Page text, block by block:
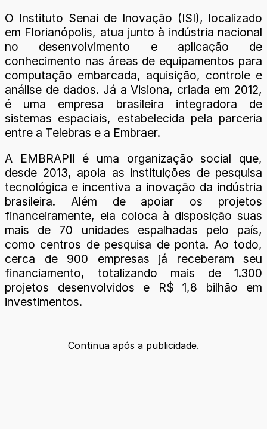
O Instituto Senai de Inovação (ISI), localizado
em Florianópolis, atua junto à indústria nacional
no desenvolvimento e aplicação de
conhecimento nas áreas de equipamentos para
computação embarcada, aquisição, controle e
análise de dados. Já a Visiona, criada em 2012,
é uma empresa brasileira integradora de
sistemas espaciais, estabelecida pela parceria
entre a Telebras e a Embraer.
A EMBRAPII é uma organização social que,
desde 2013, apoia as instituições de pesquisa
tecnológica e incentiva a inovação da indústria
brasileira. Além de apoiar os projetos
financeiramente, ela coloca à disposição suas
mais de 70 unidades espalhadas pelo país,
como centros de pesquisa de ponta. Ao todo,
cerca de 900 empresas já receberam seu
financiamento, totalizando mais de 1.300
projetos desenvolvidos e R$ 1,8 bilhão em
investimentos.
Continua após a publicidade.